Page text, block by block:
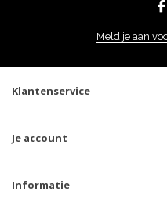
Meld je aan
Klantenservice
Je account
Informatie